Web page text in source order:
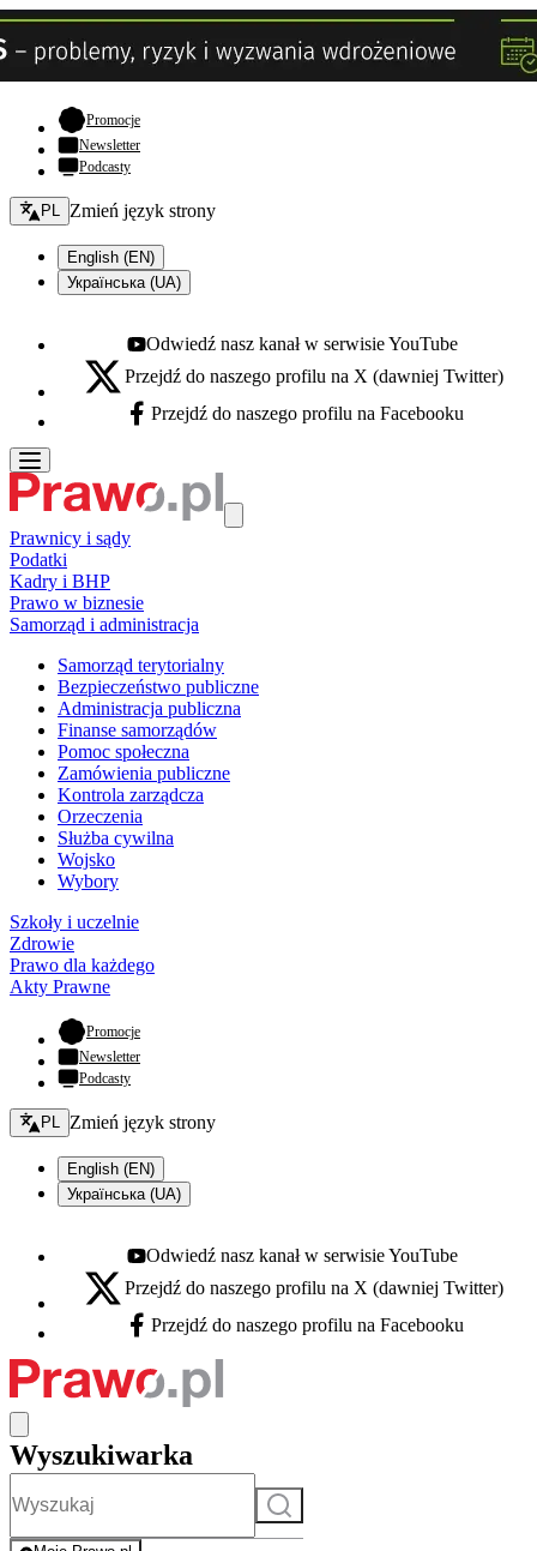
Promocje- otwiera się w nowej karcie
Newsletter
Podcasty
Zmień język - bieżący:
PL Zmień język strony
English (EN)
Українська (UA)
Youtube - otwiera się w nowej karcie
Odwiedź nasz kanał w serwisie YouTube
X - otwiera się w nowej karcie
Przejdź do naszego profilu na X (dawniej Twitter)
Facebook - otwiera się w nowej karcie
Przejdź do naszego profilu na Facebooku
Prawnicy i sądy
Podatki
Kadry i BHP
Prawo w biznesie
Samorząd i administracja
Samorząd terytorialny
Bezpieczeństwo publiczne
Administracja publiczna
Finanse samorządów
Pomoc społeczna
Zamówienia publiczne
Kontrola zarządcza
Orzeczenia
Służba cywilna
Wojsko
Wybory
Szkoły i uczelnie
Zdrowie
Prawo dla każdego
Akty Prawne
Promocje- otwiera się w nowej karcie
Newsletter
Podcasty
Zmień język - bieżący:
PL Zmień język strony
English (EN)
Українська (UA)
Youtube - otwiera się w nowej karcie
Odwiedź nasz kanał w serwisie YouTube
X - otwiera się w nowej karcie
Przejdź do naszego profilu na X (dawniej Twitter)
Facebook - otwiera się w nowej karcie
Przejdź do naszego profilu na Facebooku
Wyszukiwarka
Szukaj